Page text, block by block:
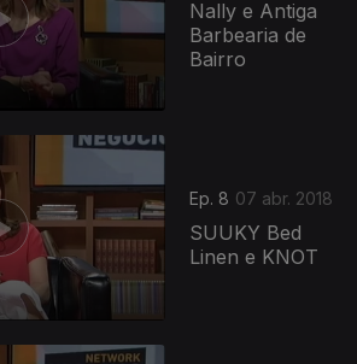
Nally e Antiga
Barbearia de
Bairro
Ep. 8 07 abr. 2018
SUUKY Bed
Linen e KNOT